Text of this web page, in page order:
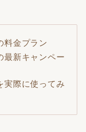
料金プラン
最新キャンペー
実際に使ってみ